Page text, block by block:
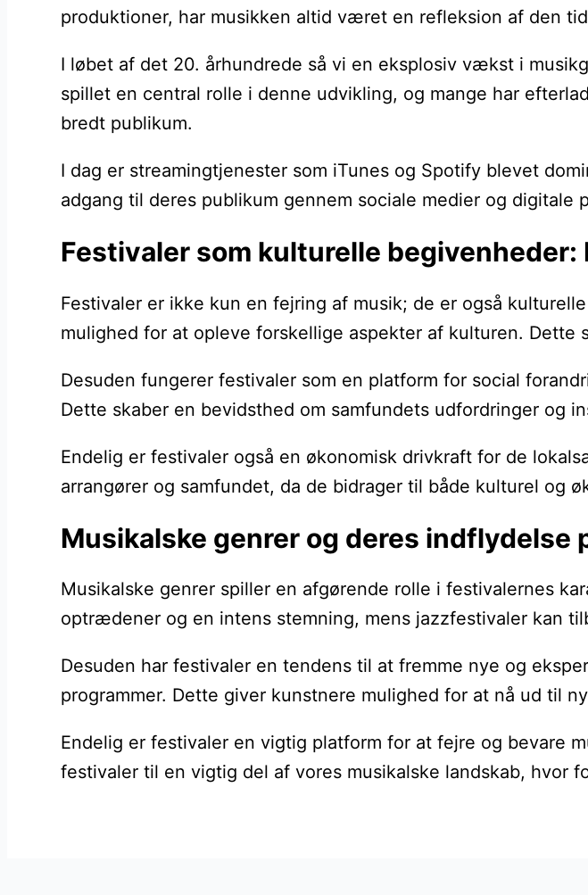
produktioner, har musikken altid været en refleksion af den
I løbet af det 20. århundrede så vi en eksplosiv vækst i
spillet en central rolle i denne udvikling, og mange har
bredt publikum.
I dag er streamingtjenester som iTunes og Spotify blevet
adgang til deres publikum gennem sociale medier og
Festivaler som kulturelle begivenheder:
Festivaler er ikke kun en fejring af musik; de er også
mulighed for at opleve forskellige aspekter af kulturen.
Desuden fungerer festivaler som en platform for social
Dette skaber en bevidsthed om samfundets udfordringer og
Endelig er festivaler også en økonomisk drivkraft for de
arrangører og samfundet, da de bidrager til både kulturel og
Musikalske genrer og deres indflydelse
Musikalske genrer spiller en afgørende rolle i festivalernes
optrædener og en intens stemning, mens jazzfestivaler kan
Desuden har festivaler en tendens til at fremme nye og
programmer. Dette giver kunstnere mulighed for at nå ud til
Endelig er festivaler en vigtig platform for at fejre og bevare
festivaler til en vigtig del af vores musikalske landskab, hvor